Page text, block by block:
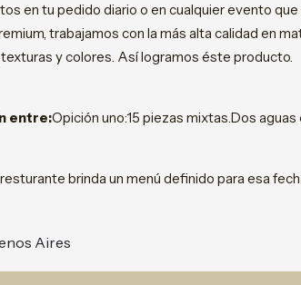
en tu pedido diario o en cualquier evento
trabajamos con la más alta calidad en
y colores. Así logramos éste producto.
entre:Opición uno:15 piezas mixtas.Dos
brinda un menú definido para esa
Aires